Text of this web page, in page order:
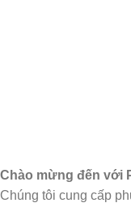
Chào mừng đến với
Chúng tôi cung cấp